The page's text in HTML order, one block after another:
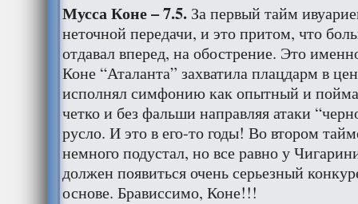
Мусса Коне – 7.5.За первый тайм
неточной передачи, и это притом, что
отдавал вперед, на обострение. Это
Коне “Аталанта” захватила плацдарм в
исполнял симфонию как опытный и
четко и без фальши направляя атаки
русло. И это в его-то годы! Во втором
немного подустал, но все равно у
должен появиться очень серьезный
основе. Брависсимо, Коне!!!